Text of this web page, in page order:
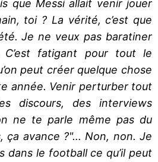
que Messi allait venir jouer
toi ? La vérité, c’est que
Je ne veux pas baratiner
fatigant pour tout le
peut créer quelque chose
année. Venir perturber tout
discours, des interviews
ne te parle même pas du
ça avance ?"… Non, non. Je
dans le football ce qu’il peut